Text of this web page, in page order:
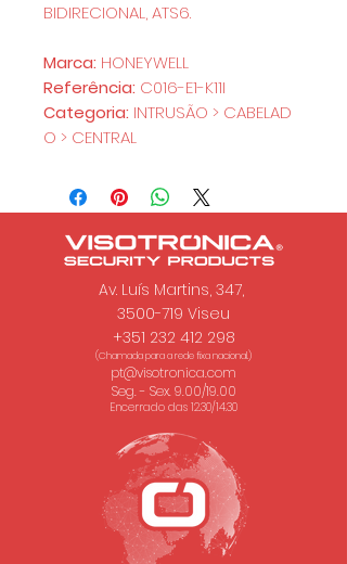
BIDIRECIONAL, ATS6.
Marca: HONEYWELL
Referência: C016-E1-K11I
Categoria: INTRUSÃO > CABELAD
O > CENTRAL
Av. Luís Martins, 347,
3500-719 Viseu
+351 232 412 298
(Chamada para a rede fixa nacional.)
pt@visotronica.com
Seg. - Sex. 9.00/19.00
Encerrado das 12.30/14.30